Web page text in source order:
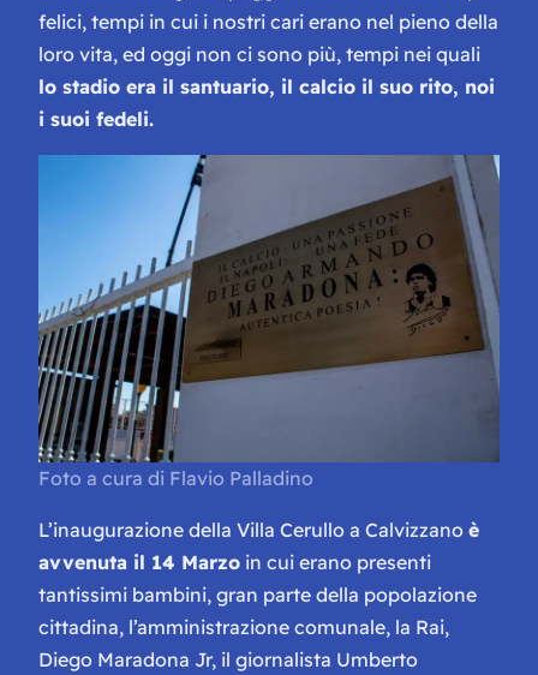
felici, tempi in cui i nostri cari erano nel pieno della
loro vita, ed oggi non ci sono più, tempi nei quali
lo stadio era il santuario, il calcio il suo rito, noi
i suoi fedeli.
Foto a cura di Flavio Palladino
L’inaugurazione della Villa Cerullo a Calvizzano è
avvenuta il 14 Marzo in cui erano presenti
tantissimi bambini, gran parte della popolazione
cittadina, l’amministrazione comunale, la Rai,
Diego Maradona Jr, il giornalista Umberto